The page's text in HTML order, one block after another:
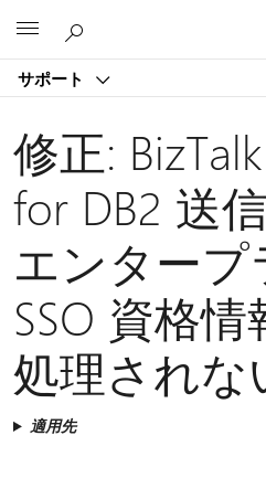
サポート
修正:
for DB2 送
エンタープ
SSO 資格
処理されな
適用先